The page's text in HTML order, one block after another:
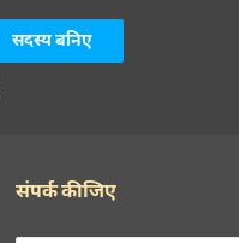
संपर्क कीजिए